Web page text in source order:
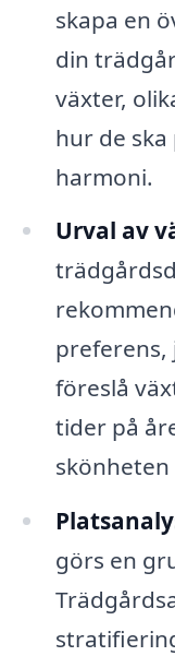
skapa en
din
växter,
hur de
harmoni.
Urval av
preferens,
föreslå
tider på
görs en